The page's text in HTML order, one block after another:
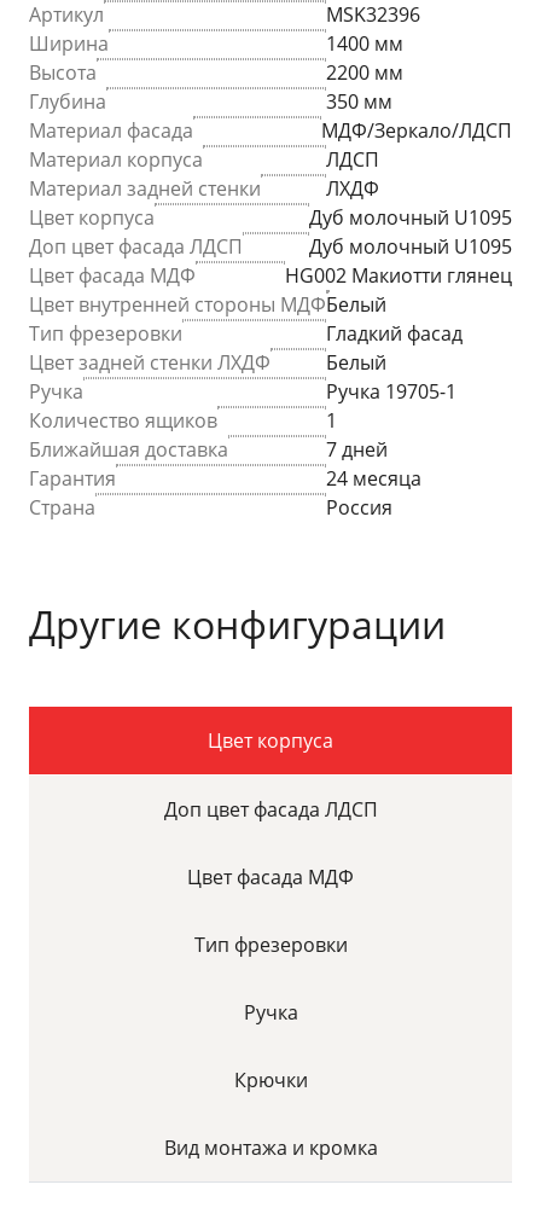
Артикул
MSK32396
Ширина
1400 мм
Высота
2200 мм
Глубина
350 мм
Материал фасада
МДФ/Зеркало/ЛДСП
Материал корпуса
ЛДСП
Материал задней стенки
ЛХДФ
Цвет корпуса
Дуб молочный U1095
Доп цвет фасада ЛДСП
Дуб молочный U1095
Цвет фасада МДФ
HG002 Макиотти глянец
Цвет внутренней стороны МДФБелый
Тип фрезеровки
Гладкий фасад
Цвет задней стенки ЛХДФ
Белый
Ручка
Ручка 19705-1
Количество ящиков
1
Ближайшая доставка
7 дней
Гарантия
24 месяца
Страна
Россия
Другие конфигурации
Цвет корпуса
Доп цвет фасада ЛДСП
Цвет фасада МДФ
Тип фрезеровки
Ручка
Крючки
Вид монтажа и кромка